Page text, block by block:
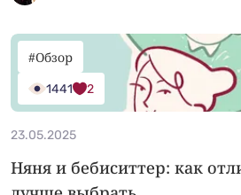
может раскрыть свой потенциал. Что
от рождения до &hellip; <a
href="https://kidgu.ru/journal/
rebenka/">Continued</a>
#Обзор
1441 2
23.05.2025
Няня и бебиситтер: как